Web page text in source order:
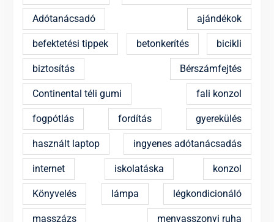
Adótanácsadó ajándékok
befektetési tippek betonkerítés bicikli
biztosítás Bérszámfejtés
Continental téli gumi fali konzol
fogpótlás fordítás gyerekülés
használt laptop ingyenes adótanácsadás
internet iskolatáska konzol
Könyvelés lámpa légkondicionáló
masszázs menyasszonyi ruha